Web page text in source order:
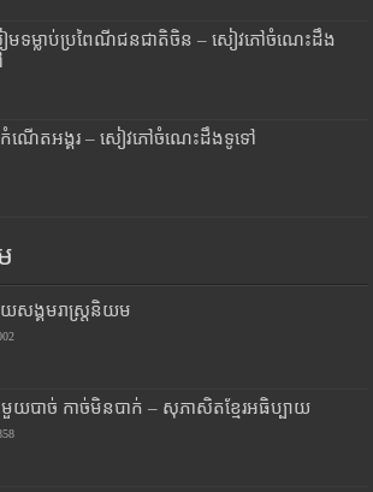
មទម្លាប់ប្រពៃណីជនជាតិចិន – សៀវភៅចំណេះដឹង
ណើតអង្គរ – សៀវភៅចំណេះដឹងទូទៅ
សង្គមរាស្រ្តនិយម
មួយបាច់ កាច់មិនបាក់ – សុភាសិតខ្មែរអធិប្បាយ